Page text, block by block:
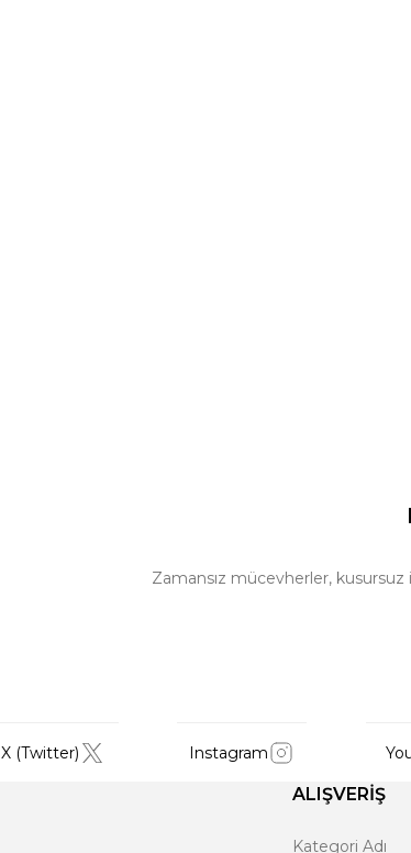
Zamansız mücevherler,
X (Twitter) Instagram
ALIŞVERİŞ
Kategori Adı